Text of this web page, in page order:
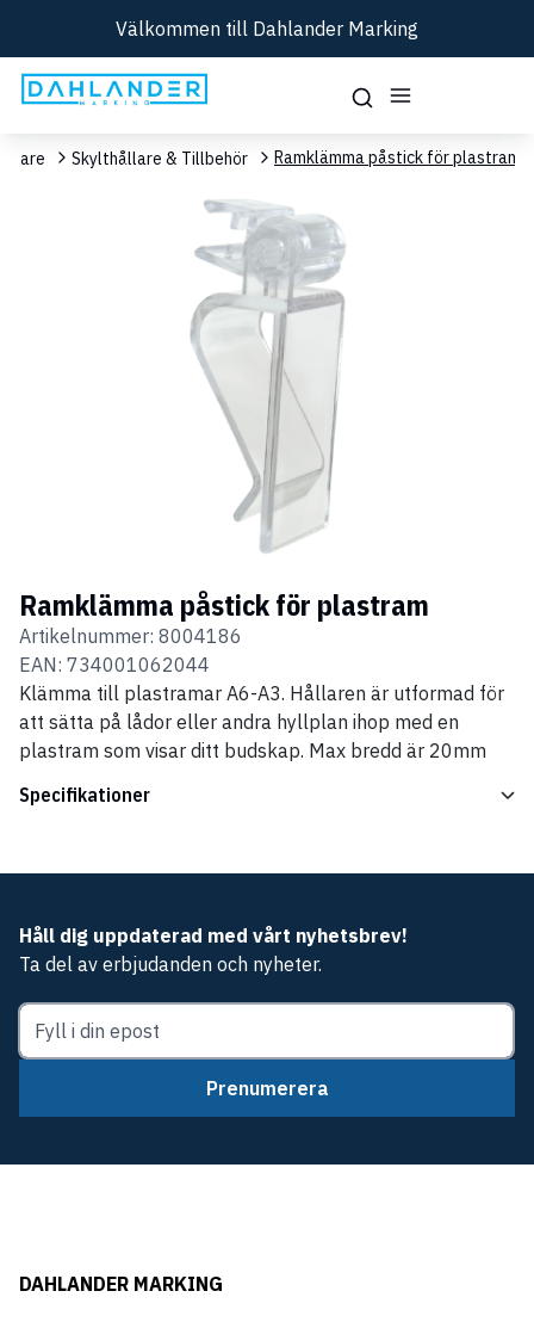
Välkommen till Dahlander Marking
Skylthållare & Tillbehör Ramklämma påstick för plastram
Ramklämma påstick för plastram
Artikelnummer: 8004186
EAN: 734001062044
Klämma till plastramar A6-A3. Hållaren är utformad för
att sätta på lådor eller andra hyllplan ihop med en
plastram som visar ditt budskap. Max bredd är 20mm
Specifikationer
Håll dig uppdaterad med vårt nyhetsbrev!
Ta del av erbjudanden och nyheter.
Prenumerera
DAHLANDER MARKING